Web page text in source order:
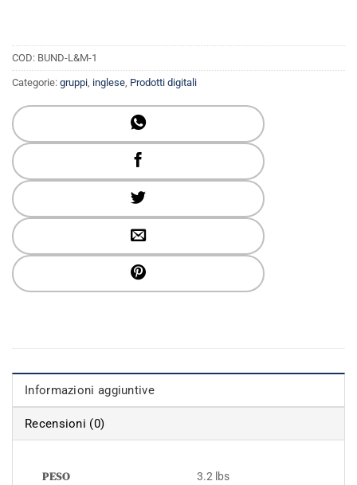
COD: BUND-L&M-1
Categorie: gruppi, inglese, Prodotti digitali
Informazioni aggiuntive
Recensioni (0)
PESO 3.2 lbs